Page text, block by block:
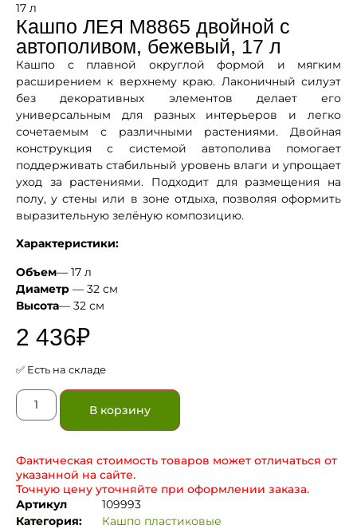
17 л
Кашпо ЛЕЯ М8865 двойной с
автополивом, бежевый, 17 л
Кашпо с плавной округлой формой и мягким
расширением к верхнему краю. Лаконичный силуэт
без декоративных элементов делает его
универсальным для разных интерьеров и легко
сочетаемым с различными растениями. Двойная
конструкция с системой автополива помогает
поддерживать стабильный уровень влаги и упрощает
уход за растениями. Подходит для размещения на
полу, у стены или в зоне отдыха, позволяя оформить
выразительную зелёную композицию.
Характеристики:
Объем— 17 л
Диаметр — 32 см
Высота— 32 см
2 436₽
✅ Есть на складе
В корзину
Фактическая стоимость товаров может отличаться от
указанной на сайте.
Точную цену уточняйте при оформлении заказа.
Артикул
109993
Категория:
Кашпо пластиковые